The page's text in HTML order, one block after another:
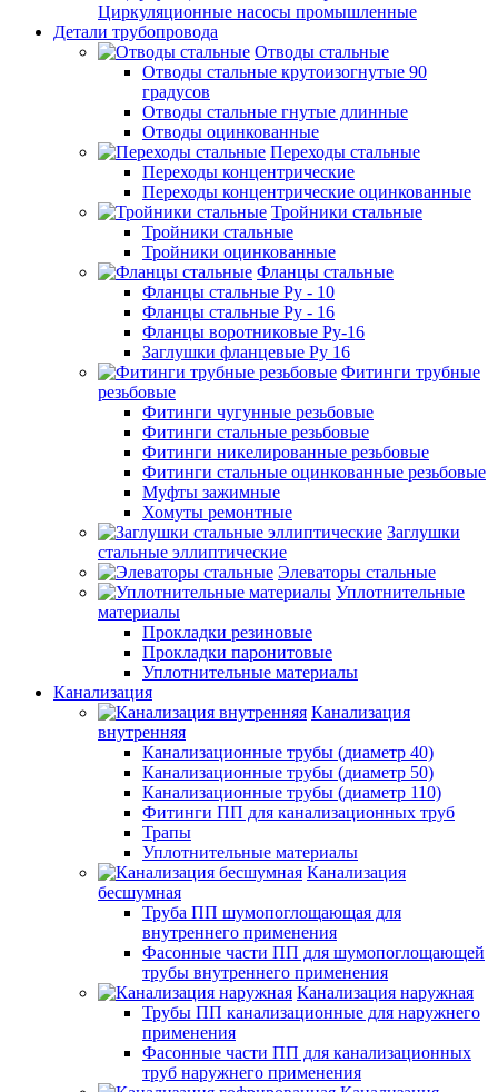
Циркуляционные насосы промышленные
Детали трубопровода
Отводы стальные
Отводы стальные крутоизогнутые 90
градусов
Отводы стальные гнутые длинные
Отводы оцинкованные
Переходы стальные
Переходы концентрические
Переходы концентрические оцинкованные
Тройники стальные
Тройники стальные
Тройники оцинкованные
Фланцы стальные
Фланцы стальные Ру - 10
Фланцы стальные Ру - 16
Фланцы воротниковые Ру-16
Заглушки фланцевые Ру 16
Фитинги трубные
резьбовые
Фитинги чугунные резьбовые
Фитинги стальные резьбовые
Фитинги никелированные резьбовые
Фитинги стальные оцинкованные резьбовые
Муфты зажимные
Хомуты ремонтные
Заглушки
стальные эллиптические
Элеваторы стальные
Уплотнительные
материалы
Прокладки резиновые
Прокладки паронитовые
Уплотнительные материалы
Канализация
Канализация
внутренняя
Канализационные трубы (диаметр 40)
Канализационные трубы (диаметр 50)
Канализационные трубы (диаметр 110)
Фитинги ПП для канализационных труб
Трапы
Уплотнительные материалы
Канализация
бесшумная
Труба ПП шумопоглощающая для
внутреннего применения
Фасонные части ПП для шумопоглощающей
трубы внутреннего применения
Канализация наружная
Трубы ПП канализационные для наружнего
применения
Фасонные части ПП для канализационных
труб наружнего применения